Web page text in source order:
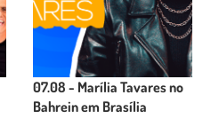
07.08 - Marília Tavares no
Bahrein em Brasília